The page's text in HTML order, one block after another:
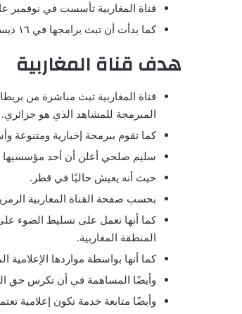
قناة المغاربية تأسست في نوفمبر عام
كما بدأت أن تبث برامجها في ١٦ ديسمبر ٢٠١١م.
هدف قناة المغاربية
المبرمجة للمشاهد الذي هو جزائري.
كما تقوم ببرمجة إخبارية ومتنوعة
سليم صلحي أعلن أن أحد مؤسسيها
حيث أنه يعيش حاليًا في قطر.
بحسب صفحة القناة المغاربية
كما أنها تعمل على تسليط الضوء على
المنطقة المغاربية.
كما أنها بواسطة مواردها
وأيضًا المساهمة في أن تكرس حق
وأيضًا متابعة خدمة تكون إعلامية